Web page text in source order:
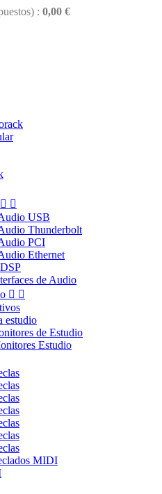
: 0,00 €
 
USB
Thunderbolt
PCI
Ethernet
de Audio
 
estudio
de Estudio
Estudio
MIDI